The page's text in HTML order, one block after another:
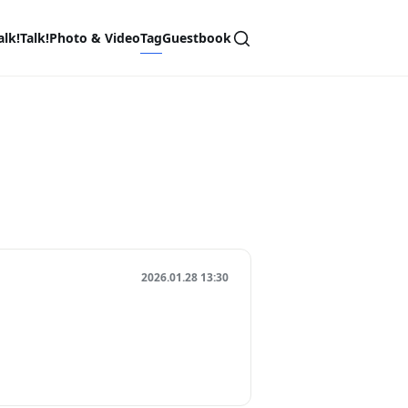
Photo & VideoTagGuestbook
2026.01.28 13:30